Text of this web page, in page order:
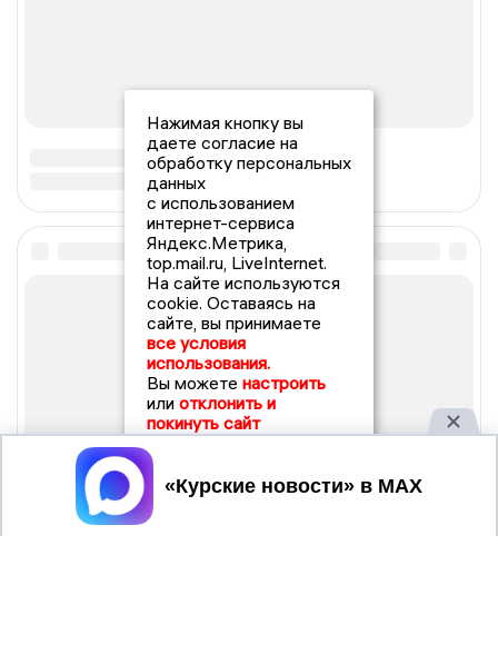
Нажимая кнопку вы
даете согласие на
обработку персональных
данных
с использованием
интернет-сервиса
Яндекс.Метрика,
top.mail.ru, LiveInternet.
На сайте используются
cookie. Оставаясь на
сайте, вы принимаете
все условия
использования.
Вы можете настроить
или отклонить и
покинуть сайт
Принять